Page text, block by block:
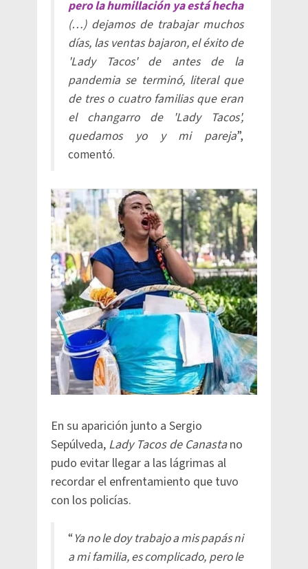
pero la humillación ya está hecha
(…) dejamos de trabajar muchos
días, las ventas bajaron, el éxito de
'Lady Tacos' de antes de la
pandemia se terminó, literal que
de tres o cuatro familias que eran
el changarro de 'Lady Tacos',
quedamos yo y mi pareja”,
comentó.
En su aparición junto a Sergio
Sepúlveda, Lady Tacos de Canastano
pudo evitar llegar a las lágrimas al
recordar el enfrentamiento que tuvo
con los policías.
“Ya no le doy trabajo a mis papás ni
a mi familia, es complicado, pero le